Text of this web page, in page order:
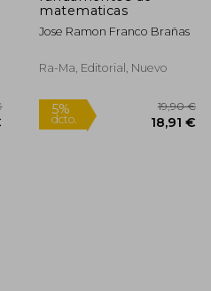
matematicas
Jose Ramon Franco Brañas
Ra-Ma, Editorial, Nuevo